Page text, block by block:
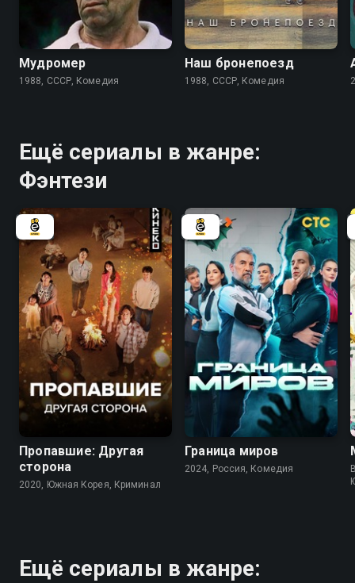
Мудромер
1988, СССР, Комедия
7.3
Наш бронепоезд
1988, СССР, Комедия
Ещё сериалы в жанре:
Фэнтези
8.3
Пропавшие: Другая
сторона
2020, Южная Корея, Криминал
Граница миров
2024, Россия, Комедия
Ещё сериалы в жанре: